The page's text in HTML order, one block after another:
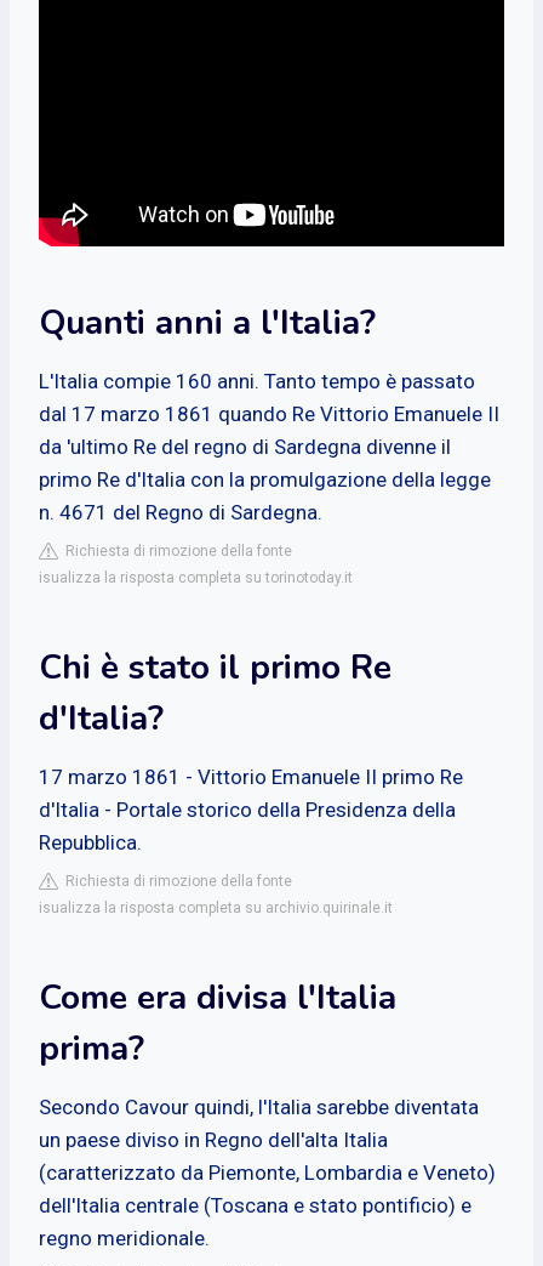
Quanti anni a l'Italia?
L'Italia compie 160 anni. Tanto tempo è passato
dal 17 marzo 1861 quando Re Vittorio Emanuele II
da 'ultimo Re del regno di Sardegna divenne il
primo Re d'Italia con la promulgazione della legge
n. 4671 del Regno di Sardegna.
Richiesta di rimozione della fonte
isualizza la risposta completa su torinotoday.it
Chi è stato il primo Re
d'Italia?
17 marzo 1861 - Vittorio Emanuele II primo Re
d'Italia - Portale storico della Presidenza della
Repubblica.
Richiesta di rimozione della fonte
isualizza la risposta completa su archivio.quirinale.it
Come era divisa l'Italia
prima?
Secondo Cavour quindi, l'Italia sarebbe diventata
un paese diviso in Regno dell'alta Italia
(caratterizzato da Piemonte, Lombardia e Veneto)
dell'Italia centrale (Toscana e stato pontificio) e
regno meridionale.